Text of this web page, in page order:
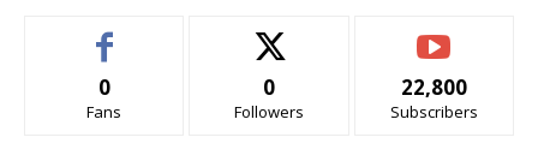
0
Fans
0
Followers
22,800
Subscribers